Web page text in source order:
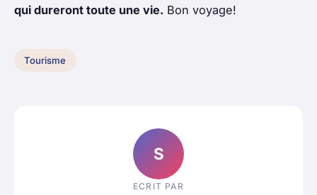
qui dureront toute une vie. Bon voyage!
Tourisme
S
ECRIT PAR